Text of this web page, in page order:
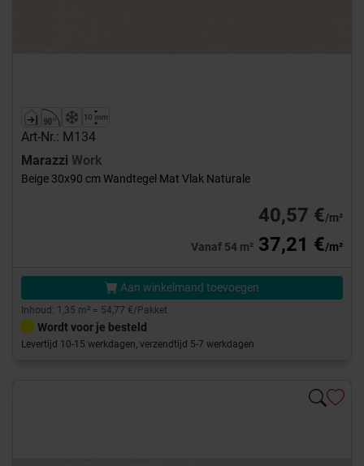
Art-Nr.: M134
Marazzi Work
Beige 30x90 cm Wandtegel Mat Vlak Naturale
40,57 €/m²
Vanaf 54 m² 37,21 €/m²
Aan winkelmand toevoegen
Inhoud: 1,35 m² = 54,77 €/Pakket
Wordt voor je besteld
Levertijd 10-15 werkdagen, verzendtijd 5-7 werkdagen